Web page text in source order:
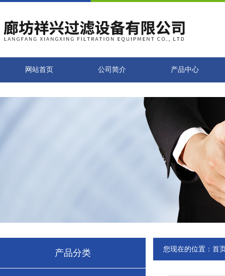
网站首页 公司简介 产品中心
产品分类 您现在的位置： 首